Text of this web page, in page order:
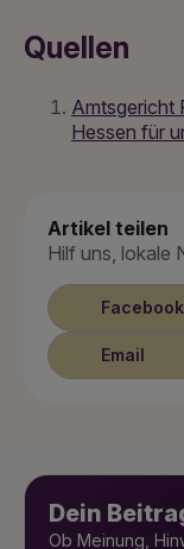
Quellen
Amtsgericht
Hessen für
Artikel teilen
Hilf uns, lokale
Facebook
Email
Dein
Ob Meinung,